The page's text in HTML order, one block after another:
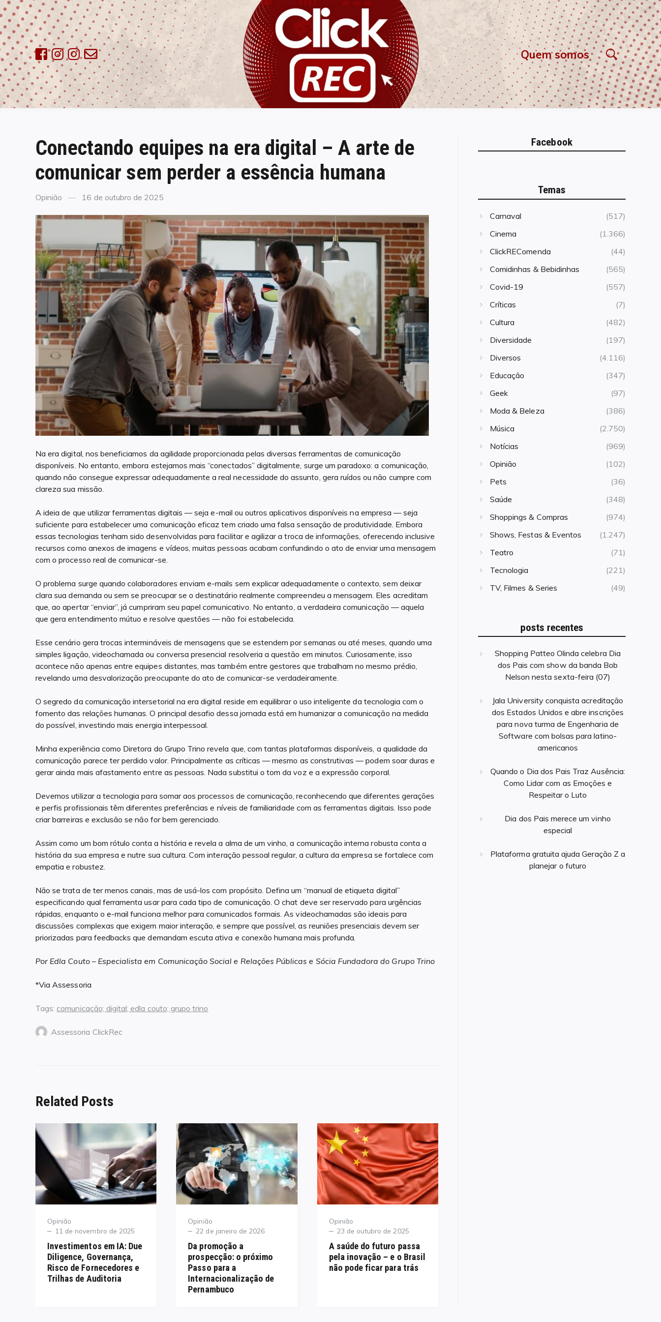
Skip
to
content
ClickREC Quem somos
Conectando equipes na era digital – A arte de
comunicar sem perder a essência humana
Categories
Opinião
Posted
16 de outubro de 2025
Na era digital, nos beneficiamos da agilidade proporcionada pelas diversas ferramentas de comunicação
disponíveis. No entanto, embora estejamos mais “conectados” digitalmente, surge um paradoxo: a comunicação,
quando não consegue expressar adequadamente a real necessidade do assunto, gera ruídos ou não cumpre com
clareza sua missão.
A ideia de que utilizar ferramentas digitais — seja e-mail ou outros aplicativos disponíveis na empresa — seja
suficiente para estabelecer uma comunicação eficaz tem criado uma falsa sensação de produtividade. Embora
essas tecnologias tenham sido desenvolvidas para facilitar e agilizar a troca de informações, oferecendo inclusive
recursos como anexos de imagens e vídeos, muitas pessoas acabam confundindo o ato de enviar uma mensagem
com o processo real de comunicar-se.
O problema surge quando colaboradores enviam e-mails sem explicar adequadamente o contexto, sem deixar
clara sua demanda ou sem se preocupar se o destinatário realmente compreendeu a mensagem. Eles acreditam
que, ao apertar “enviar”, já cumpriram seu papel comunicativo. No entanto, a verdadeira comunicação — aquela
que gera entendimento mútuo e resolve questões — não foi estabelecida.
Esse cenário gera trocas intermináveis de mensagens que se estendem por semanas ou até meses, quando uma
simples ligação, videochamada ou conversa presencial resolveria a questão em minutos. Curiosamente, isso
acontece não apenas entre equipes distantes, mas também entre gestores que trabalham no mesmo prédio,
revelando uma desvalorização preocupante do ato de comunicar-se verdadeiramente.
O segredo da comunicação intersetorial na era digital reside em equilibrar o uso inteligente da tecnologia com o
fomento das relações humanas. O principal desafio dessa jornada está em humanizar a comunicação na medida
do possível, investindo mais energia interpessoal.
Minha experiência como Diretora do Grupo Trino revela que, com tantas plataformas disponíveis, a qualidade da
comunicação parece ter perdido valor. Principalmente as críticas — mesmo as construtivas — podem soar duras e
gerar ainda mais afastamento entre as pessoas. Nada substitui o tom da voz e a expressão corporal.
Devemos utilizar a tecnologia para somar aos processos de comunicação, reconhecendo que diferentes gerações
e perfis profissionais têm diferentes preferências e níveis de familiaridade com as ferramentas digitais. Isso pode
criar barreiras e exclusão se não for bem gerenciado.
Assim como um bom rótulo conta a história e revela a alma de um vinho, a comunicação interna robusta conta a
história da sua empresa e nutre sua cultura. Com interação pessoal regular, a cultura da empresa se fortalece com
empatia e robustez.
Não se trata de ter menos canais, mas de usá-los com propósito. Defina um “manual de etiqueta digital”
especificando qual ferramenta usar para cada tipo de comunicação. O chat deve ser reservado para urgências
rápidas, enquanto o e-mail funciona melhor para comunicados formais. As videochamadas são ideais para
discussões complexas que exigem maior interação, e sempre que possível, as reuniões presenciais devem ser
priorizadas para feedbacks que demandam escuta ativa e conexão humana mais profunda.
Por Edla Couto – Especialista em Comunicação Social e Relações Públicas e Sócia Fundadora do Grupo Trino
*Via Assessoria
Tags: comunicação; digital; edla couto; grupo trino
Assessoria ClickRec
Related Posts
Category
Opinião
Posted
11 de novembro de 2025
Investimentos em IA: Due
Diligence, Governança,
Risco de Fornecedores e
Trilhas de Auditoria
Category
Opinião
Posted
22 de janeiro de 2026
Da promoção a
prospecção: o próximo
Passo para a
Internacionalização de
Pernambuco
Category
Opinião
Posted
23 de outubro de 2025
A saúde do futuro passa
pela inovação – e o Brasil
não pode ficar para trás
Facebook
Temas
Carnaval
(517)
Cinema
(1.366)
ClickREComenda
(44)
Comidinhas & Bebidinhas
(565)
Covid-19
(557)
Críticas
(7)
Cultura
(482)
Diversidade
(197)
Diversos
(4.116)
Educação
(347)
Geek
(97)
Moda & Beleza
(386)
Música
(2.750)
Notícias
(969)
Opinião
(102)
Pets
(36)
Saúde
(348)
Shoppings & Compras
(974)
Shows, Festas & Eventos
(1.247)
Teatro
(71)
Tecnologia
(221)
TV, Filmes & Series
(49)
posts recentes
Shopping Patteo Olinda celebra Dia
dos Pais com show da banda Bob
Nelson nesta sexta-feira (07)
Jala University conquista acreditação
dos Estados Unidos e abre inscrições
para nova turma de Engenharia de
Software com bolsas para latino-
americanos
Quando o Dia dos Pais Traz Ausência:
Como Lidar com as Emoções e
Respeitar o Luto
Dia dos Pais merece um vinho
especial
Plataforma gratuita ajuda Geração Z a
planejar o futuro